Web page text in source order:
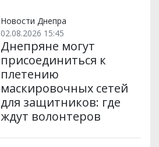
Новости Днепра
02.08.2026 15:45
Днепряне могут
присоединиться к
плетению
маскировочных сетей
для защитников: где
ждут волонтеров